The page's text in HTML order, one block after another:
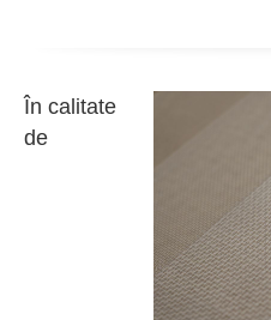
În calitate
de